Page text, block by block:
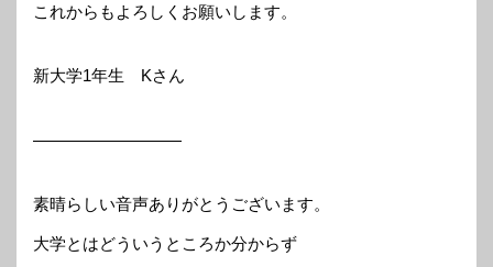
これからもよろしくお願いします。
新大学1年生 Kさん
—————————
素晴らしい音声ありがとうございます。
大学とはどういうところか分からず